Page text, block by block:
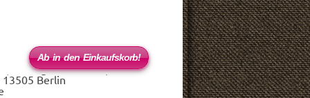
(haftungsbeschränkt)
13505 Berlin